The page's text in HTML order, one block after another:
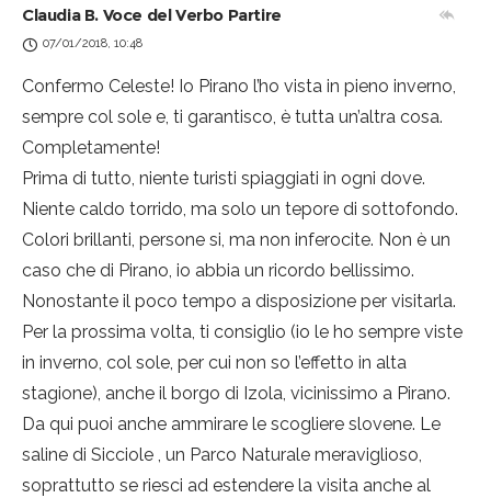
Claudia B. Voce del Verbo Partire
07/01/2018, 10:48
Confermo Celeste! Io Pirano l’ho vista in pieno inverno,
sempre col sole e, ti garantisco, è tutta un’altra cosa.
Completamente!
Prima di tutto, niente turisti spiaggiati in ogni dove.
Niente caldo torrido, ma solo un tepore di sottofondo.
Colori brillanti, persone si, ma non inferocite. Non è un
caso che di Pirano, io abbia un ricordo bellissimo.
Nonostante il poco tempo a disposizione per visitarla.
Per la prossima volta, ti consiglio (io le ho sempre viste
in inverno, col sole, per cui non so l’effetto in alta
stagione), anche il borgo di Izola, vicinissimo a Pirano.
Da qui puoi anche ammirare le scogliere slovene. Le
saline di Sicciole , un Parco Naturale meraviglioso,
soprattutto se riesci ad estendere la visita anche al